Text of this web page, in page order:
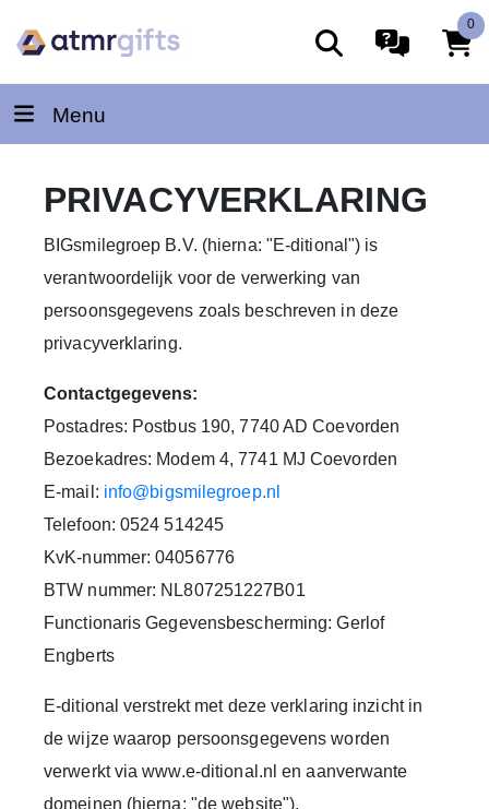
0
Menu
PRIVACYVERKLARING
BIGsmilegroep B.V. (hierna: "E-ditional") is
verantwoordelijk voor de verwerking van
persoonsgegevens zoals beschreven in deze
privacyverklaring.
Contactgegevens:
Postadres: Postbus 190, 7740 AD Coevorden
Bezoekadres: Modem 4, 7741 MJ Coevorden
E-mail: info@bigsmilegroep.nl
Telefoon: 0524 514245
KvK-nummer: 04056776
BTW nummer: NL807251227B01
Functionaris Gegevensbescherming:Gerlof
Engberts
E-ditional verstrekt met deze verklaring inzicht in
de wijze waarop persoonsgegevens worden
verwerkt via www.e-ditional.nl en aanverwante
domeinen (hierna: "de website").